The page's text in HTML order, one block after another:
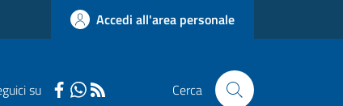
Accedi all'area personale
su Cerca